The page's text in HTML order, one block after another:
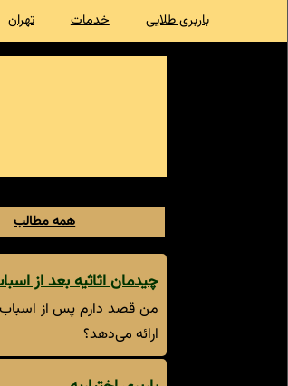
باربری طلایی خدمات تهران
همه مطالب
چیدمان اثاثیه بعد از
من قصد دارم پس از
ارائه می‌دهد؟